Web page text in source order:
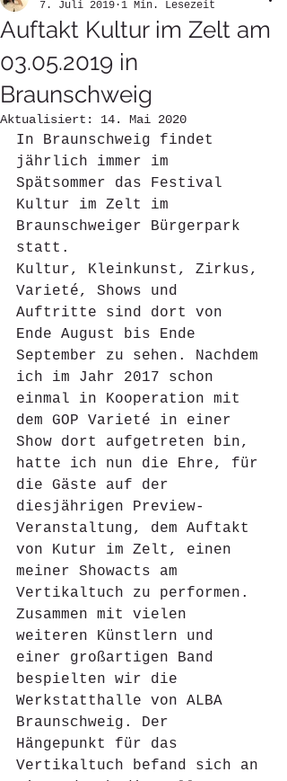
Auftakt Kultur im Zelt am
03.05.2019 in
Braunschweig
7. Juli 2019 1 Min. Lesezeit
Aktualisiert: 14. Mai 2020
In Braunschweig findet
jährlich immer im
Spätsommer das Festival
Kultur im Zelt im
Braunschweiger Bürgerpark
statt.
Kultur, Kleinkunst, Zirkus,
Varieté, Shows und
Auftritte sind dort von
Ende August bis Ende
September zu sehen. Nachdem
ich im Jahr 2017 schon
einmal in Kooperation mit
dem GOP Varieté in einer
Show dort aufgetreten bin,
hatte ich nun die Ehre, für
die Gäste auf der
diesjährigen Preview-
Veranstaltung, dem Auftakt
von Kutur im Zelt, einen
meiner Showacts am
Vertikaltuch zu performen.
Zusammen mit vielen
weiteren Künstlern und
einer großartigen Band
bespielten wir die
Werkstatthalle von ALBA
Braunschweig. Der
Hängepunkt für das
Vertikaltuch befand sich an